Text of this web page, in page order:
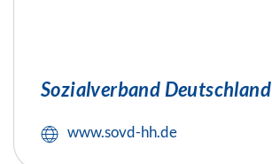
Sozialverband Deutschland
www.sovd-hh.de